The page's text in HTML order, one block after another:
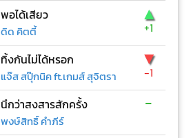
พอได้เสียว
ดิด คิตตี้
▲
+1
ทิ้งกันไม่ได้หรอก
แจ๊ส สปุ๊กนิค ft.เกมส์ สุจิตรา
▼
-1
นึกว่าสงสารสักครั้ง
พงษ์สิทธิ์ คำภีร์
-